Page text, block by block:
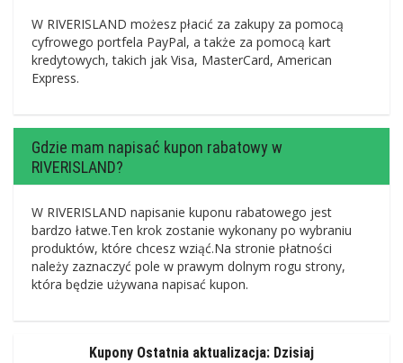
W RIVERISLAND możesz płacić za zakupy za pomocą
cyfrowego portfela PayPal, a także za pomocą kart
kredytowych, takich jak Visa, MasterCard, American
Express.
Gdzie mam napisać kupon rabatowy w
RIVERISLAND?
W RIVERISLAND napisanie kuponu rabatowego jest
bardzo łatwe.Ten krok zostanie wykonany po wybraniu
produktów, które chcesz wziąć.Na stronie płatności
należy zaznaczyć pole w prawym dolnym rogu strony,
która będzie używana napisać kupon.
Kupony Ostatnia aktualizacja: Dzisiaj